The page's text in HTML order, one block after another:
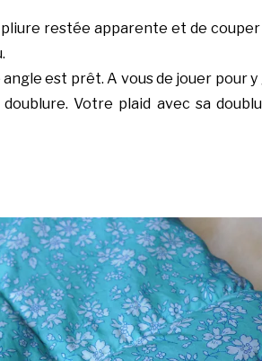
pliure restée apparente et de
est prêt. A vous de jouer pour
Votre plaid avec sa